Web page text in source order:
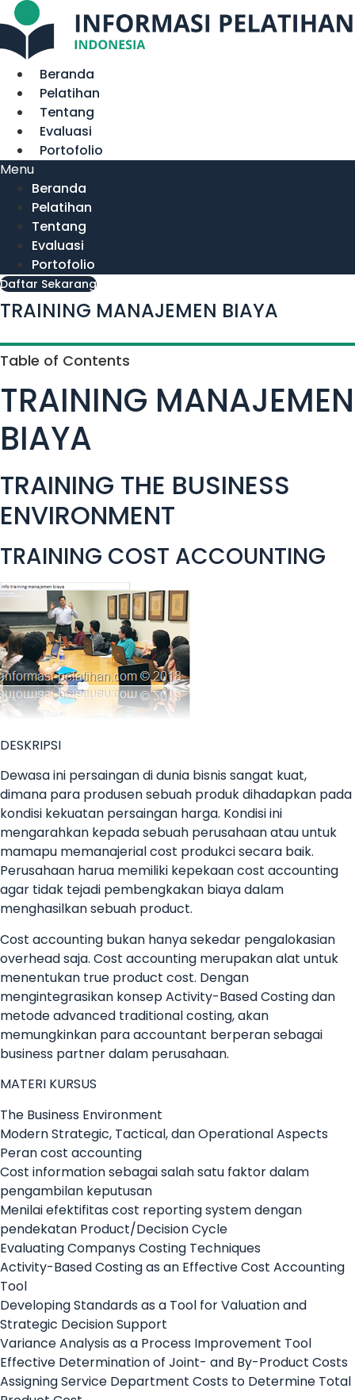
Lewati
ke
konten
Beranda
Pelatihan
Tentang
Evaluasi
Portofolio
Menu
Beranda
Pelatihan
Tentang
Evaluasi
Portofolio
Daftar Sekarang
TRAINING MANAJEMEN BIAYA
Table of Contents
TRAINING MANAJEMEN
BIAYA
TRAINING THE BUSINESS
ENVIRONMENT
TRAINING COST ACCOUNTING
DESKRIPSI
Dewasa ini persaingan di dunia bisnis sangat kuat,
dimana para produsen sebuah produk dihadapkan pada
kondisi kekuatan persaingan harga. Kondisi ini
mengarahkan kepada sebuah perusahaan atau untuk
mamapu memanajerial cost produkci secara baik.
Perusahaan harua memiliki kepekaan cost accounting
agar tidak tejadi pembengkakan biaya dalam
menghasilkan sebuah product.
Cost accounting bukan hanya sekedar pengalokasian
overhead saja. Cost accounting merupakan alat untuk
menentukan true product cost. Dengan
mengintegrasikan konsep Activity-Based Costing dan
metode advanced traditional costing, akan
memungkinkan para accountant berperan sebagai
business partner dalam perusahaan.
MATERI KURSUS
The Business Environment
Modern Strategic, Tactical, dan Operational Aspects
Peran cost accounting
Cost information sebagai salah satu faktor dalam
pengambilan keputusan
Menilai efektifitas cost reporting system dengan
pendekatan Product/Decision Cycle
Evaluating Companys Costing Techniques
Activity-Based Costing as an Effective Cost Accounting
Tool
Developing Standards as a Tool for Valuation and
Strategic Decision Support
Variance Analysis as a Process Improvement Tool
Effective Determination of Joint- and By-Product Costs
Assigning Service Department Costs to Determine Total